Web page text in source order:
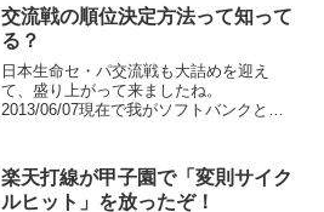
ト 3位広島 4位中日 5位横浜 6位阪
神...
交流戦の順位決定方法って知って
る？
日本生命セ・パ交流戦も大詰めを迎え
て、盛り上がって来ましたね。
2013/06/07現在で我がソフトバンクと楽
って、勝ち数も同じ、勝率も同じで終わ
った場合、どっちのチーム...
楽天打線が甲子園で「変則サイク
ルヒット」を放ったぞ！